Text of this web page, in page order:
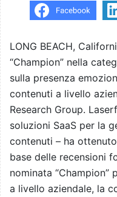
LONG BEACH,
“Champion” nella
sulla presenza
contenuti a livello
Research Group.
soluzioni SaaS per la
contenuti – ha
base delle recensioni
nominata
a livello aziendale, la